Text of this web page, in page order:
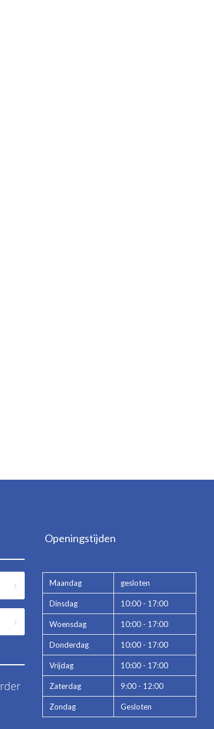
Openingstijden
Maandag gesloten
Dinsdag 10:00 - 17:00
Woensdag 10:00 - 17:00
Donderdag 10:00 - 17:00
Vrijdag 10:00 - 17:00
Zaterdag 9:00 - 12:00
Zondag Gesloten